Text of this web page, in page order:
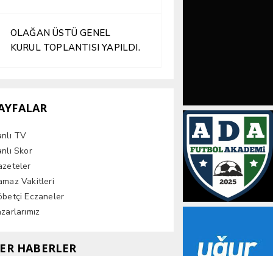
OLAĞAN ÜSTÜ GENEL
KURUL TOPLANTISI YAPILDI.
TV
Skor
Vakitleri
Eczaneler
HABERLER